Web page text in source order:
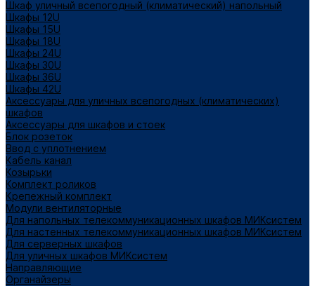
Шкаф уличный всепогодный (климатический) напольный
Шкафы 12U
Шкафы 15U
Шкафы 18U
Шкафы 24U
Шкафы 30U
Шкафы 36U
Шкафы 42U
Аксессуары для уличных всепогодных (климатических)
шкафов
Аксессуары для шкафов и стоек
Блок розеток
Ввод с уплотнением
Кабель канал
Козырьки
Комплект роликов
Крепежный комплект
Модули вентиляторные
Для напольных телекоммуникационных шкафов МИКсистем
Для настенных телекоммуникационных шкафов МИКсистем
Для серверных шкафов
Для уличных шкафов МИКсистем
Направляющие
Органайзеры